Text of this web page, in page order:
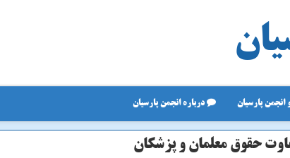
انجمن پارسیان درباره انجمن پارسیان
تفاوت حقوق معلمان و پزشكان